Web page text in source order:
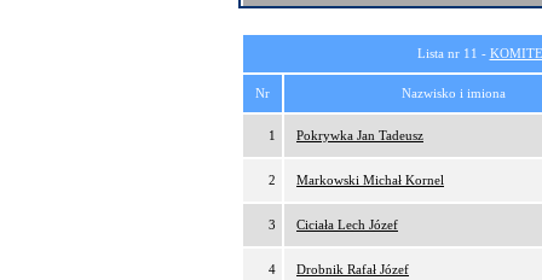
Lista nr 11 -
Nr Nazwisko i imiona
1 Pokrywka Jan Tadeusz
2 Markowski Michał Kornel
3 Ciciała Lech Józef
4 Drobnik Rafał Józef